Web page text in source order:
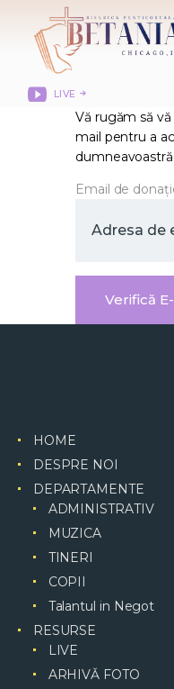
LIVE
HOME
DESPRE
CITIREA
CONTACT
Vă rugăm să
mail pentru a
dumneavoastră.
Email de
HOME
DESPRE NOI
DEPARTAMENTE
ADMINISTRATIV
MUZICA
TINERI
COPII
Talantul in Negot
RESURSE
LIVE
ARHIVǍ FOTO